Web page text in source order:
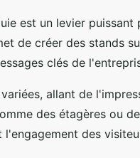
est un levier puissant
de créer des stands
clés de
variées, allant de
des étagères ou
des